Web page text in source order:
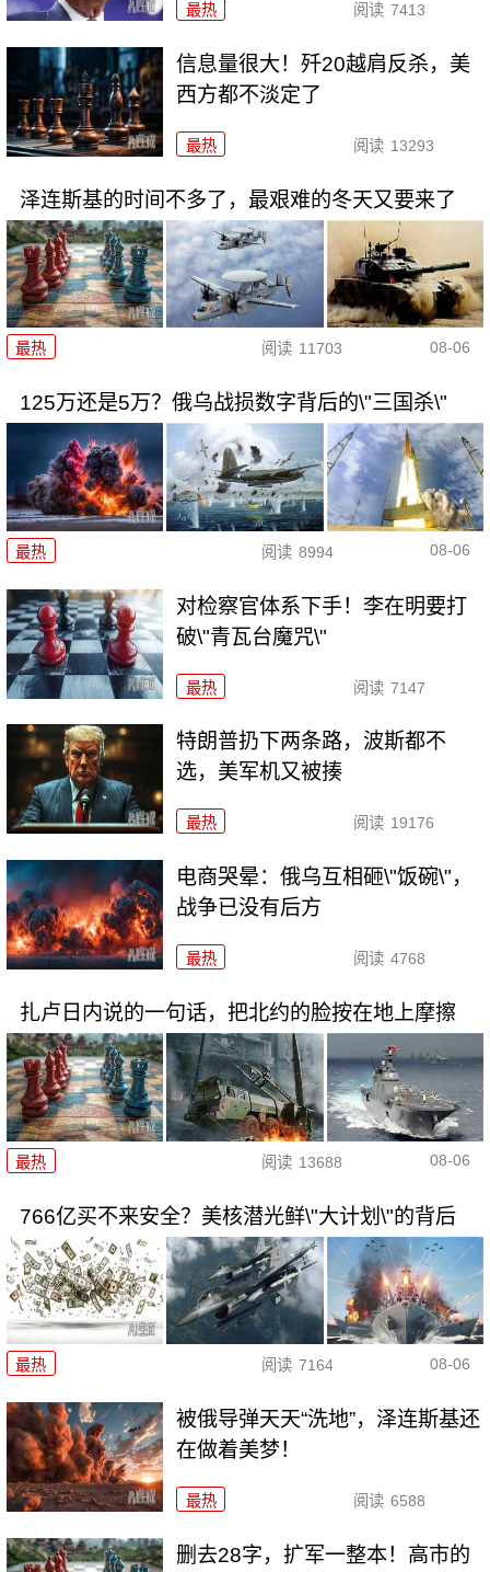
最热 阅读 7413
信息量很大！歼20越肩反杀，美
西方都不淡定了
最热 阅读 13293
泽连斯基的时间不多了，最艰难的冬天又要来了
最热 阅读 11703 08-06
125万还是5万？俄乌战损数字背后的\"三国杀\"
最热 阅读 8994 08-06
对检察官体系下手！李在明要打
破\"青瓦台魔咒\"
最热 阅读 7147
特朗普扔下两条路，波斯都不
选，美军机又被揍
最热 阅读 19176
电商哭晕：俄乌互相砸\"饭碗\"，
战争已没有后方
最热 阅读 4768
扎卢日内说的一句话，把北约的脸按在地上摩擦
最热 阅读 13688 08-06
766亿买不来安全？美核潜光鲜\"大计划\"的背后
最热 阅读 7164 08-06
被俄导弹天天“洗地”，泽连斯基还
在做着美梦！
最热 阅读 6588
删去28字，扩军一整本！高市的